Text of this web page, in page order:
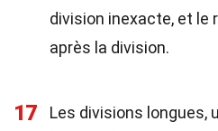
division inexacte, et le
après la division.
17
Les divisions longues,